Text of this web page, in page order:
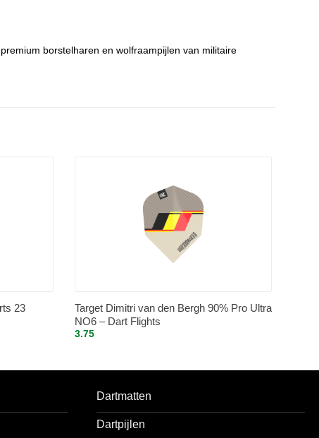
borstelharen en wolfraampijlen van militaire
23
Target Dimitri van den Bergh 90% Pro Ultra
NO6 – Dart Flights
3.75
Dartmatten
Dartpijlen